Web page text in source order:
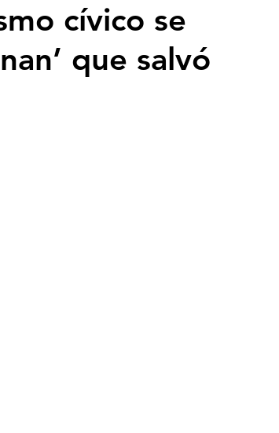
cívico se
que salvó